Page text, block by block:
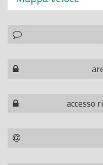
accesso